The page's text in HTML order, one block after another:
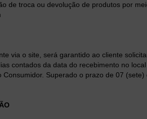
de troca ou devolução de produtos por
via o site, será garantido ao cliente
contados da data do recebimento no
Superado o prazo de 07